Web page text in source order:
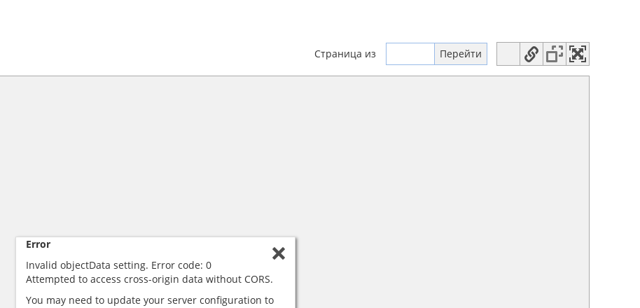
Страница из
Error
Invalid objectData setting. Error code: 0
Attempted to access cross-origin data without CORS.
You may need to update your server configuration to